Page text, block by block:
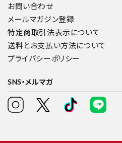
お問い合わせ
メールマガジン登録
特定商取引法表示について
送料とお支払い方法について
プライバシーポリシー
SNS・メルマガ